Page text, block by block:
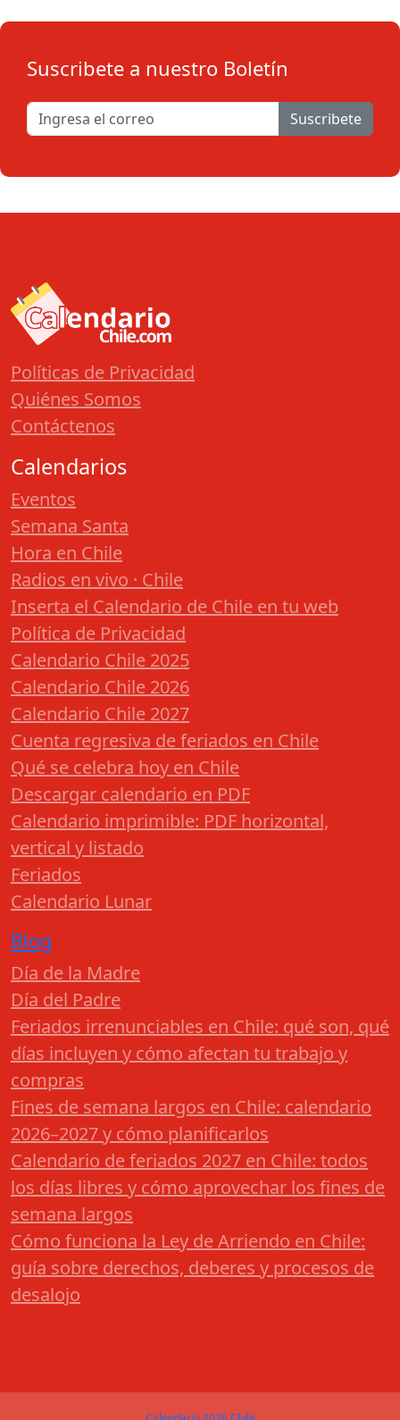
Suscribete a nuestro Boletín
Suscribete
Políticas de Privacidad
Quiénes Somos
Contáctenos
Calendarios
Eventos
Semana Santa
Hora en Chile
Radios en vivo · Chile
Inserta el Calendario de Chile en tu web
Política de Privacidad
Calendario Chile 2025
Calendario Chile 2026
Calendario Chile 2027
Cuenta regresiva de feriados en Chile
Qué se celebra hoy en Chile
Descargar calendario en PDF
Calendario imprimible: PDF horizontal,
vertical y listado
Feriados
Calendario Lunar
Blog
Día de la Madre
Día del Padre
Feriados irrenunciables en Chile: qué son, qué
días incluyen y cómo afectan tu trabajo y
compras
Fines de semana largos en Chile: calendario
2026–2027 y cómo planificarlos
Calendario de feriados 2027 en Chile: todos
los días libres y cómo aprovechar los fines de
semana largos
Cómo funciona la Ley de Arriendo en Chile:
guía sobre derechos, deberes y procesos de
desalojo